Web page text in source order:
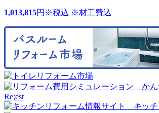
1,013,815円 ※税込 ※材工費込